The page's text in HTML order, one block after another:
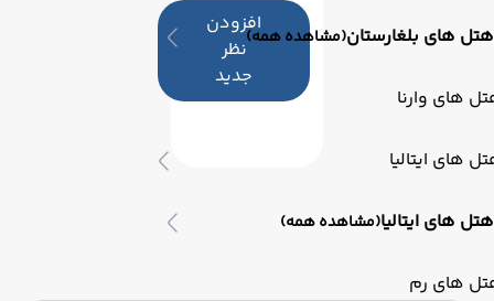
هتل های بلغارستان(مشاهده همه)
های وارنا
های ایتالیا
هتل های ایتالیا(مشاهده همه)
های رم
افزودن
نظر
جدید